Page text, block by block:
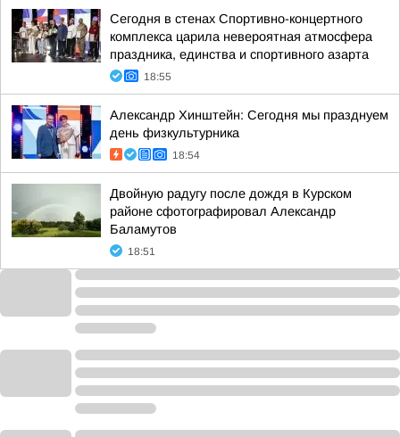
Сегодня в стенах Спортивно-концертного
комплекса царила невероятная атмосфера
праздника, единства и спортивного азарта
18:55
Александр Хинштейн: Сегодня мы празднуем
день физкультурника
18:54
Двойную радугу после дождя в Курском
районе сфотографировал Александр
Баламутов
18:51